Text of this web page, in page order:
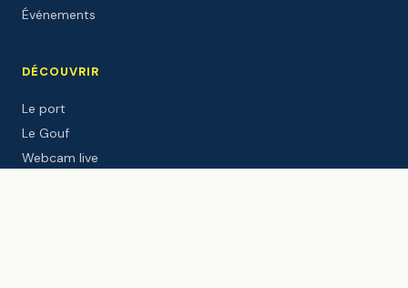
Événements
DÉCOUVRIR
Le port
Le Gouf
Webcam live